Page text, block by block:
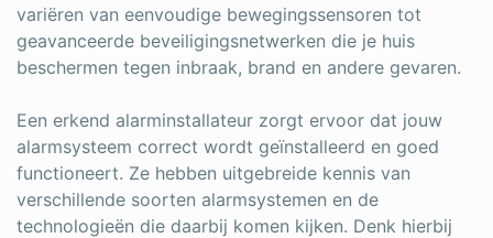
variëren van eenvoudige bewegingssensoren tot
geavanceerde beveiligingsnetwerken die je huis
beschermen tegen inbraak, brand en andere gevaren.
Een erkend alarminstallateur zorgt ervoor dat jouw
alarmsysteem correct wordt geïnstalleerd en goed
functioneert. Ze hebben uitgebreide kennis van
verschillende soorten alarmsystemen en de
technologieën die daarbij komen kijken. Denk hierbij